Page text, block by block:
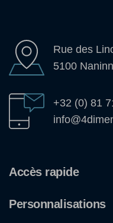
Rue des
5100
+32 (0) 81
Accès rapide
Personnalisations